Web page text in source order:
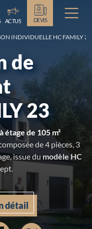
ACTUS DEVIS
INDIVIDUELLE HC FAMILY 23
de
23
étage de 105 m²
de 4 pièces, 3
issue dumodèle HC
détail